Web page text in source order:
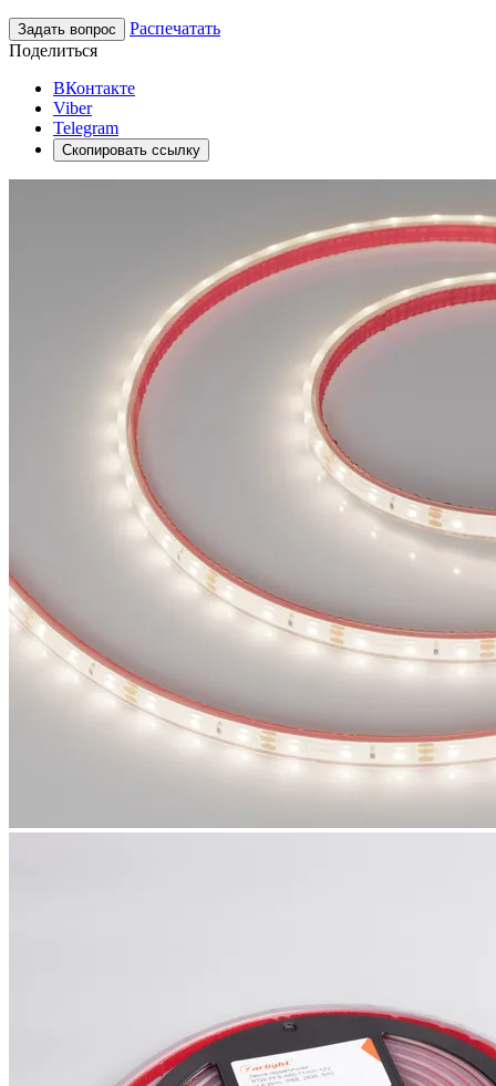
Задать вопрос
Распечатать
Поделиться
ВКонтакте
Viber
Telegram
Скопировать ссылку